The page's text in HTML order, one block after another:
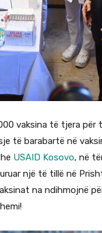
vaksina të tjera
të barabartë në
USAID Kosovo, në
një të tillë në
na ndihmojnë